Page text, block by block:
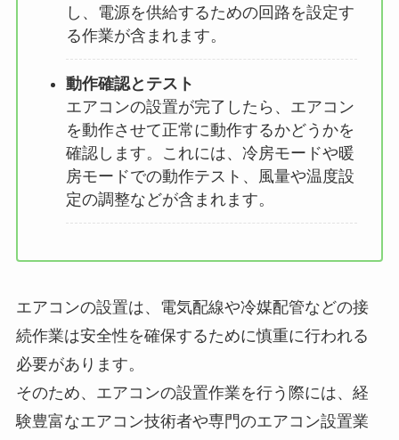
し、電源を供給するための回路を設定す
る作業が含まれます。
動作確認とテスト
エアコンの設置が完了したら、エアコン
を動作させて正常に動作するかどうかを
確認します。これには、冷房モードや暖
房モードでの動作テスト、風量や温度設
定の調整などが含まれます。
エアコンの設置は、電気配線や冷媒配管などの接
続作業は安全性を確保するために慎重に行われる
必要があります。
そのため、エアコンの設置作業を行う際には、経
験豊富なエアコン技術者や専門のエアコン設置業